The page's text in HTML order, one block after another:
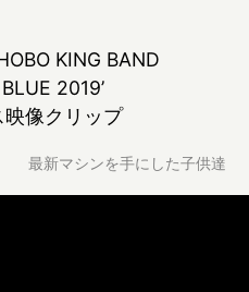
KING BAND
2019’
映像クリップ
最新マシンを手にした子供達